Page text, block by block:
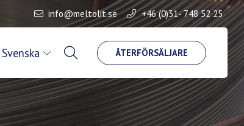
info@meltolit.se +46 (0)31- 748 52 25
ÅTERFÖRSÄLJARE
Svenska